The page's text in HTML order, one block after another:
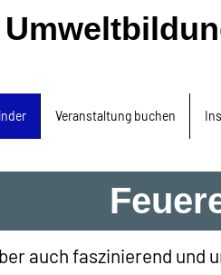
Veranstaltung buchen
auch faszinierend